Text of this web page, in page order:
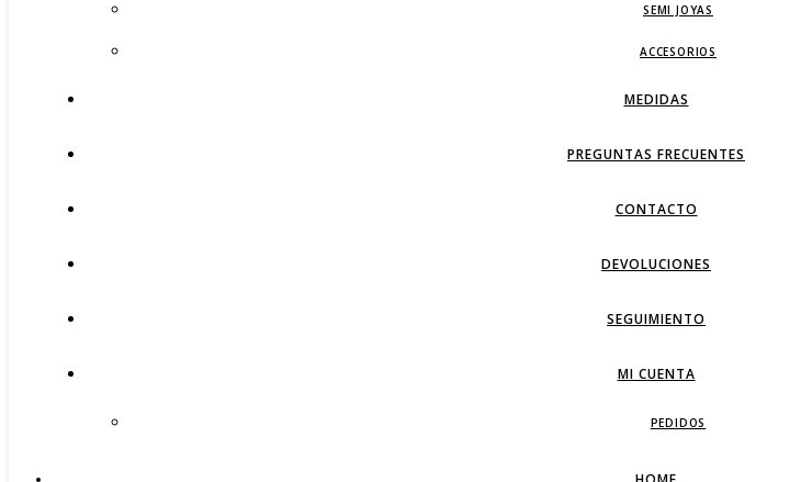
SEMI JOYAS
ACCESORIOS
MEDIDAS
PREGUNTAS FRECUENTES
CONTACTO
DEVOLUCIONES
SEGUIMIENTO
MI CUENTA
PEDIDOS